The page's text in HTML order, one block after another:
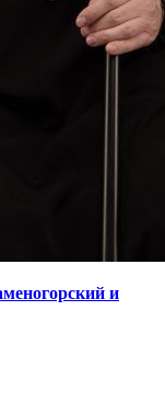
и